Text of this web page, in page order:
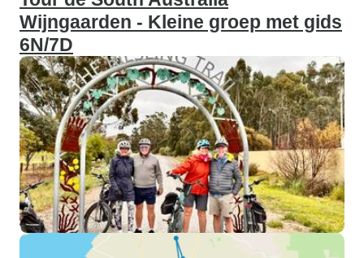
Wijngaarden - Kleine groep met gids
6N/7D